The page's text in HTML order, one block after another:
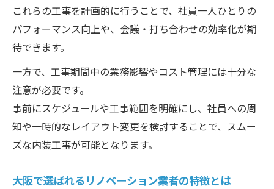
ト
社員満足度を上げるリノベーション提案集
る方法
オフィスリノベーションが生む働きやすさ
の秘訣
内装業者 ランキング 大阪の選び方と活用術
ト
これらの工事を計画的に行うことで、社員一人ひとりの
パフォーマンス向上や、会議・打ち合わせの効率化が期
待できます。
一方で、工事期間中の業務影響やコスト管理には十分な
注意が必要です。
事前にスケジュールや工事範囲を明確にし、社員への周
知や一時的なレイアウト変更を検討することで、スムー
ズな内装工事が可能となります。
大阪で選ばれるリノベーション業者の特徴とは